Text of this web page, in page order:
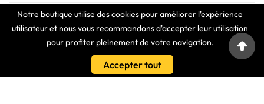
Notre boutique utilise des cookies pour améliorer l'expérience
utilisateur et nous vous recommandons d'accepter leur utilisation
pour profiter pleinement de votre navigation.
Accepter tout
MAGASIN 

VOTRE COMPTE 